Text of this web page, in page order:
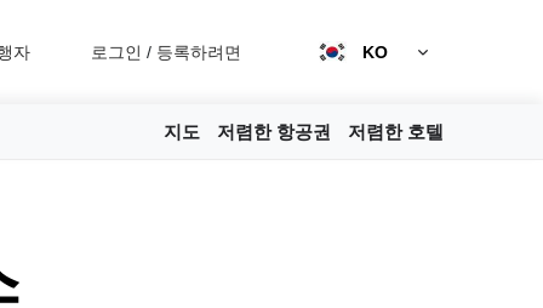
자 로그인 / 등록하려면 KO
지도 저렴한 항공권 저렴한 호텔